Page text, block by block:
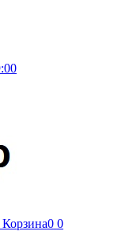
Корзина0 0